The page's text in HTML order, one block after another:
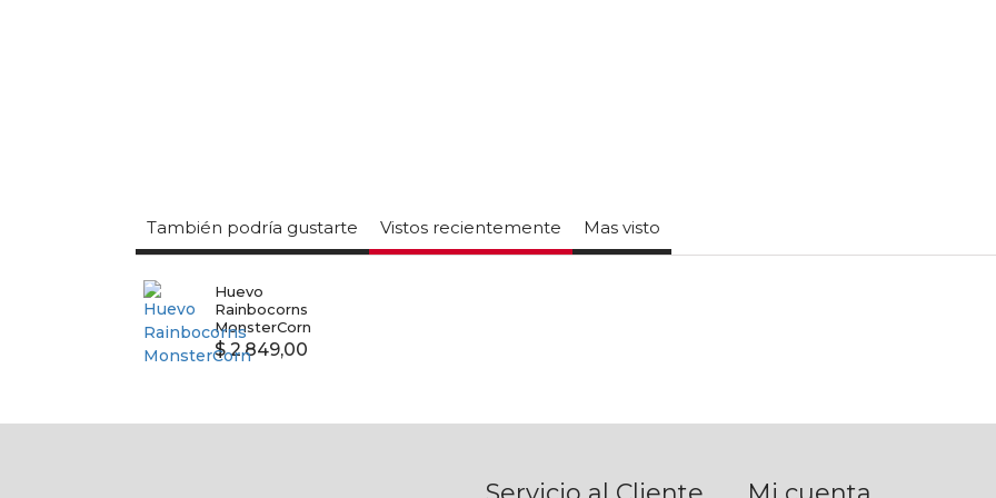
También podría gustarte Vistos recientemente Mas visto
Huevo
Rainbocorns
MonsterCorn
$ 2.849,00